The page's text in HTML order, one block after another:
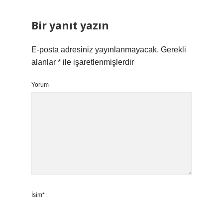
Bir yanıt yazın
E-posta adresiniz yayınlanmayacak. Gerekli
alanlar * ile işaretlenmişlerdir
Yorum
İsim*